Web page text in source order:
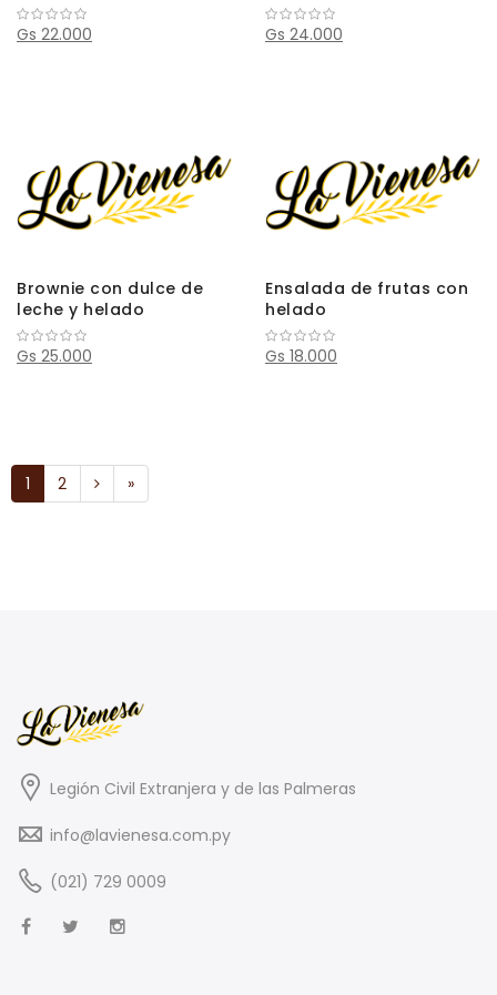
Gs 22.000 Gs 24.000
Brownie con dulce de
leche y helado
Gs 25.000
Ensalada de frutas con
helado
Gs 18.000
1 2 »
Legión Civil Extranjera y de las Palmeras
info@lavienesa.com.py
(021) 729 0009